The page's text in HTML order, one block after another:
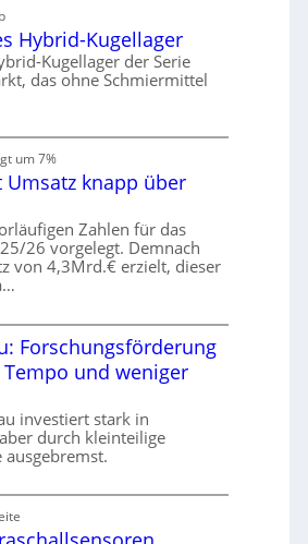
Hybrid-Kugellager
Kugellager der Serie
das ohne Schmiermittel
um 7%
knapp über
Zahlen für das
26 vorgelegt. Demnach
von 4,3Mrd.€ erzielt, dieser
Forschungsförderung
und weniger
investiert stark in
durch kleinteilige